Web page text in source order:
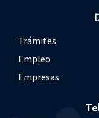
Trámites
Empleo
Empresas